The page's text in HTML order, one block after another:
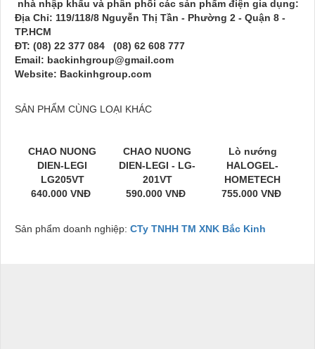
nhà nhập khẩu và phân phối các sản phẩm điện gia dụng:
Địa Chỉ: 119/118/8 Nguyễn Thị Tần - Phường 2 - Quận 8 -
TP.HCM
ĐT: (08) 22 377 084 (08) 62 608 777
Email: backinhgroup@gmail.com
Website: Backinhgroup.com
SẢN PHẨM CÙNG LOẠI KHÁC
CHAO NUONG
DIEN-LEGI
LG205VT
640.000 VNĐ
CHAO NUONG
DIEN-LEGI - LG-
201VT
590.000 VNĐ
Lò nướng
HALOGEL-
HOMETECH
755.000 VNĐ
Sản phẩm doanh nghiệp: CTy TNHH TM XNK Bắc Kinh